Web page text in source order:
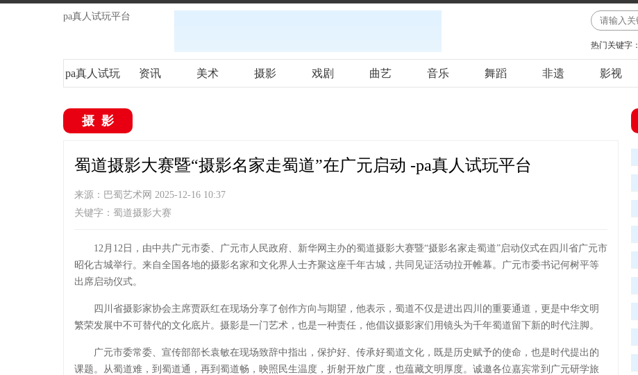
pa真人试玩平台
热门关键字：
pa真人试玩 资讯 美术 摄影 戏剧 曲艺 音乐 舞蹈 非遗 影视
摄影
蜀道摄影大赛暨“摄影名家走蜀道”在广元启动 -pa真人试玩平台
来源：巴蜀艺术网 2025-12-16 10:37
关键字：蜀道摄影大赛
12月12日，由中共广元市委、广元市人民政府、新华网主办的蜀道摄影大赛暨“摄影名家走蜀道”启动仪式在四川省广元市
昭化古城举行。来自全国各地的摄影名家和文化界人士齐聚这座千年古城，共同见证活动拉开帷幕。广元市委书记何树平等
出席启动仪式。
四川省摄影家协会主席贾跃红在现场分享了创作方向与期望，他表示，蜀道不仅是进出四川的重要通道，更是中华文明
繁荣发展中不可替代的文化底片。摄影是一门艺术，也是一种责任，他倡议摄影家们用镜头为千年蜀道留下新的时代注脚。
广元市委常委、宣传部部长袁敏在现场致辞中指出，保护好、传承好蜀道文化，既是历史赋予的使命，也是时代提出的
课题。从蜀道难，到蜀道通，再到蜀道畅，映照民生温度，折射开放广度，也蕴藏文明厚度。诚邀各位嘉宾常到广元研学旅